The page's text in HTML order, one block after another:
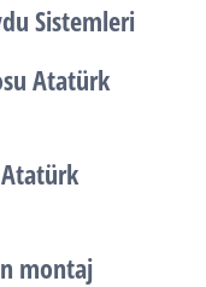
Sistemleri
Atatürk
montaj